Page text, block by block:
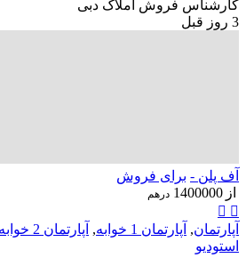
کارشناس فروش املاک دبی
3 روز قبل
آف پلن - برای فروش
از 1400000 درهم
آپارتمان, آپارتمان 1 خوابه , آپارتمان 2 خوابه
استودیو